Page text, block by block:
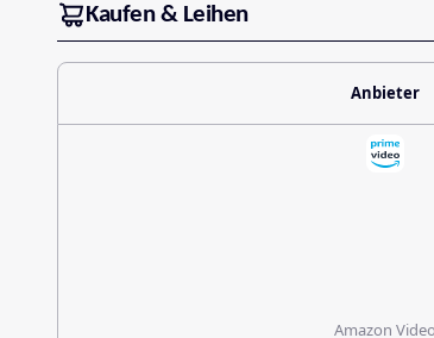
Kaufen & Leihen
Anbieter
Amazon Video